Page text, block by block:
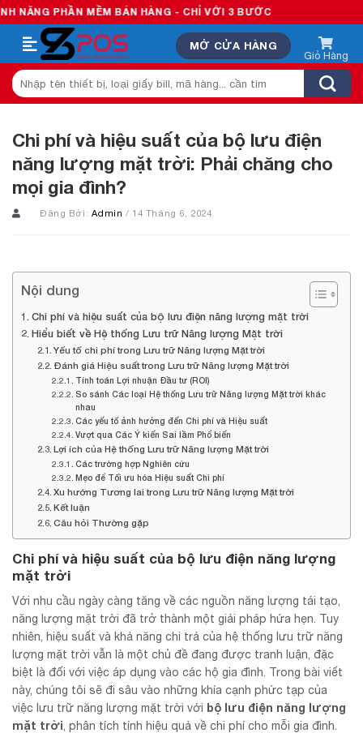
Skip
to
content
MỀM BÁN HÀNG - CHỈ VỚI 3 BƯỚC
MỞ CỬA HÀNG
Tìm
kiếm:
Chi phí và hiệu suất của bộ lưu điện
năng lượng mặt trời: Phải chăng cho
mọi gia đình?
Đăng Bởi: Admin/ 14 Tháng 6, 2024
Nội dung
Chi phí và hiệu suất của bộ lưu điện năng lượng mặt trời
Hiểu biết về Hệ thống Lưu trữ Năng lượng Mặt trời
Yếu tố chi phí trong Lưu trữ Năng lượng Mặt trời
Đánh giá Hiệu suất trong Lưu trữ Năng lượng Mặt trời
Tính toán Lợi nhuận Đầu tư (ROI)
So sánh Các loại Hệ thống Lưu trữ Năng lượng Mặt trời khác
nhau
Các yếu tố ảnh hưởng đến Chi phí và Hiệu suất
Vượt qua Các Ý kiến Sai lầm Phổ biến
Lợi ích của Hệ thống Lưu trữ Năng lượng Mặt trời
Các trường hợp Nghiên cứu
Mẹo để Tối ưu hóa Hiệu suất Chi phí
Xu hướng Tương lai trong Lưu trữ Năng lượng Mặt trời
Kết luận
Câu hỏi Thường gặp
Chi phí và hiệu suất của bộ lưu điện năng lượng
mặt trời
Với nhu cầu ngày càng tăng về các nguồn năng lượng tái tạo,
năng lượng mặt trời đã trở thành một giải pháp hứa hẹn. Tuy
nhiên, hiệu suất và khả năng chi trả của hệ thống lưu trữ năng
lượng mặt trời vẫn là một chủ đề đang được tranh luận, đặc
biệt là đối với việc áp dụng vào các hộ gia đình. Trong bài viết
này, chúng tôi sẽ đi sâu vào những khía cạnh phức tạp của
việc lưu trữ năng lượng mặt trời với bộ lưu điện năng lượng
mặt trời , phân tích tính hiệu quả về chi phí cho mỗi gia đình.